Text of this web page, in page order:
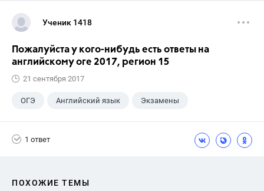
Ученик 1418
Пожалуйста у кого-нибудь есть ответы на
английскому оге 2017, регион 15
21 сентября 2017
ОГЭ Английский язык Экзамены
1 ответ
ПОХОЖИЕ ТЕМЫ